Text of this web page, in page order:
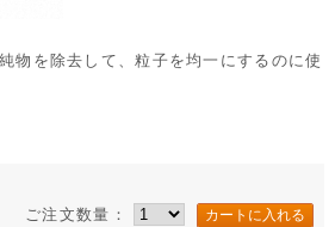
物を除去して、粒子を均一にするのに使
ご注文数量：